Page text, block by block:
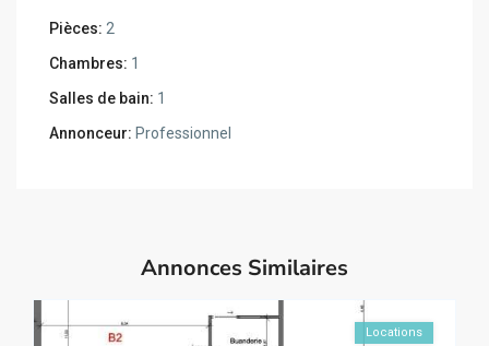
Pièces: 2
Chambres: 1
Salles de bain: 1
Annonceur: Professionnel
Annonces Similaires
Locations